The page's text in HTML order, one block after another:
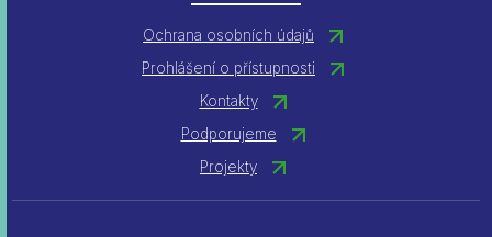
Ochrana osobních údajů
Prohlášení o přístupnosti
Kontakty
Podporujeme
Projekty